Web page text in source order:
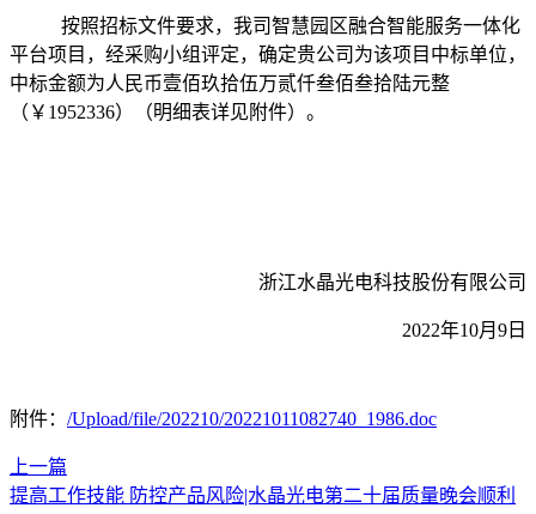
按照招标文件要求，我司智慧园区融合智能服务一体化
平台项目，经采购小组评定，确定贵公司为该项目中标单位，
中标金额为人民币壹佰玖拾伍万贰仟叁佰叁拾陆元整
（￥ 1952336） （明细表详见附件） 。
浙江水晶光电科技股份有限公司
2022年10月 9 日
附件： /Upload/file/202210/20221011082740_1986.doc
上一篇
提高工作技能 防控产品风险|水晶光电第二十届质量晚会顺利